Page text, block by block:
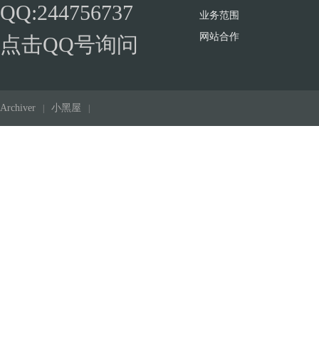
QQ:244756737
点击QQ号询问
业务范围
网站合作
Archiver 小黑屋